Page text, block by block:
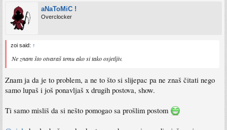
aNaToMiC !
Overclocker
zoi said: ↑
Ne znam što otvaraš temu ako si tako osjetljiv.
Znam ja da je to problem, a ne to što si slijepac pa ne znaš čitati nego
samo lupaš i još ponavljaš x drugih postova, show.
Ti samo misliš da si nešto pomogao sa prošlim postom